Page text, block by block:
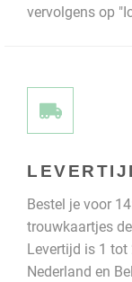
vervolgens op
Bestel je voor
trouwkaartjes
Levertijd is 1 tot
Nederland en